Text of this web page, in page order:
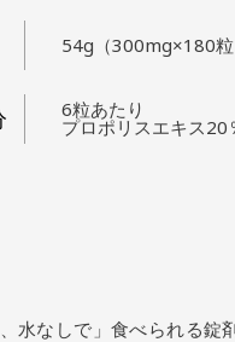
54g（300mg×180粒
6粒あたり
プロポリスエキス
水なしで」食べられる錠